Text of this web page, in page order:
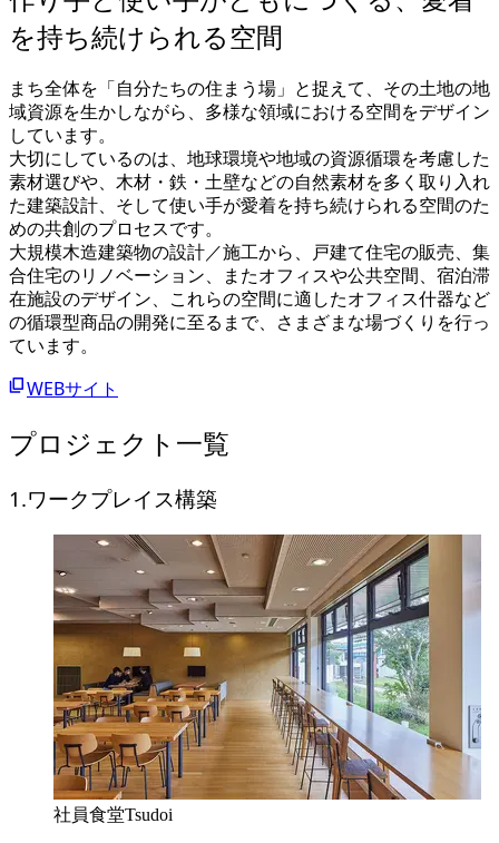
を持ち続けられる空間
まち全体を「自分たちの住まう場」と捉えて、その土地の地
域資源を生かしながら、多様な領域における空間をデザイン
しています。
大切にしているのは、地球環境や地域の資源循環を考慮した
素材選びや、木材・鉄・土壁などの自然素材を多く取り入れ
た建築設計、そして使い手が愛着を持ち続けられる空間のた
めの共創のプロセスです。
大規模木造建築物の設計／施工から、戸建て住宅の販売、集
合住宅のリノベーション、またオフィスや公共空間、宿泊滞
在施設のデザイン、これらの空間に適したオフィス什器など
の循環型商品の開発に至るまで、さまざまな場づくりを行っ
ています。
WEBサイト
プロジェクト一覧
1.ワークプレイス構築
社員食堂Tsudoi